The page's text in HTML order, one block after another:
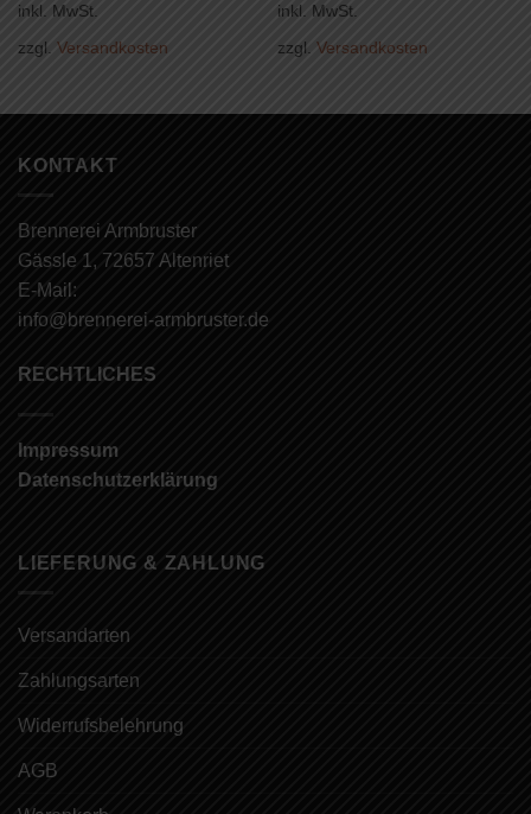
inkl. MwSt.
zzgl. Versandkosten
inkl. MwSt.
zzgl. Versandkosten
KONTAKT
Brennerei Armbruster
Gässle 1, 72657 Altenriet
E-Mail:
info@brennerei-armbruster.de
RECHTLICHES
Impressum
Datenschutzerklärung
LIEFERUNG & ZAHLUNG
Versandarten
Zahlungsarten
Widerrufsbelehrung
AGB